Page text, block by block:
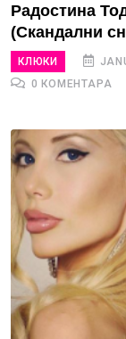
Радостина
(Скандални
КЛЮКИ
0 КОМЕНТАРА